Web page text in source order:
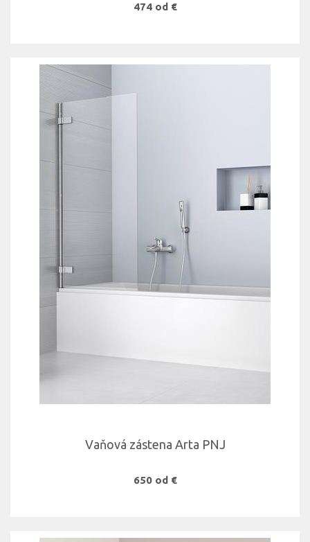
474 od €
Vaňová zástena Arta PNJ
650 od €